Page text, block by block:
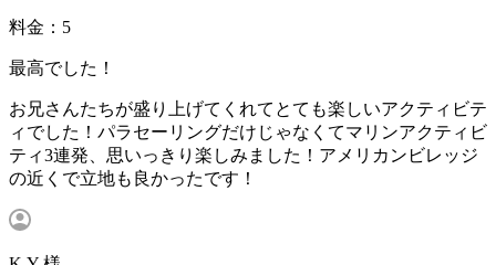
料金：5
最高でした！
お兄さんたちが盛り上げてくれてとても楽しいアクティビテ
ィでした！パラセーリングだけじゃなくてマリンアクティビ
ティ3連発、思いっきり楽しみました！アメリカンビレッジ
の近くで立地も良かったです！